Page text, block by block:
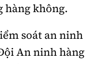
hàng không.
soát an ninh
An ninh hàng